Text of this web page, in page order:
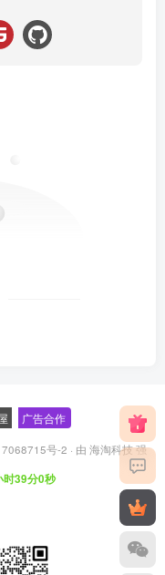
广告合作
号-2 · 由 海淘科技强
39分0秒